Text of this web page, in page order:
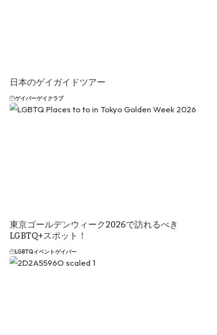
日本のゲイガイドツアー
ゲイバーゲイクラブ
東京ゴールデンウィーク2026で訪れるべき
LGBTQ+スポット！
LGBTQイベントゲイバー